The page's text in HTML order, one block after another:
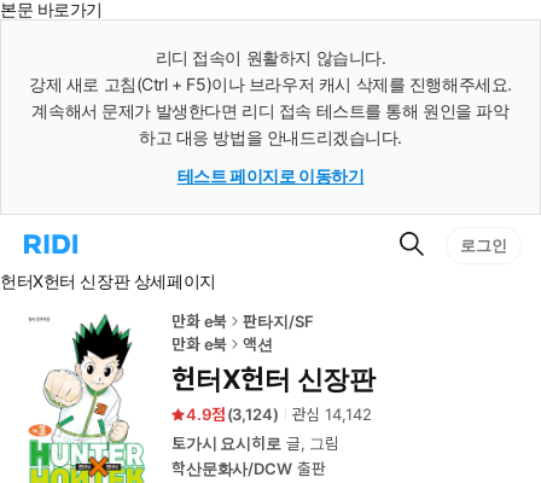
본문 바로가기
리디 접속이 원활하지 않습니다.
강제 새로 고침(Ctrl + F5)이나 브라우저 캐시 삭제를 진행해주세요.
계속해서 문제가 발생한다면 리디 접속 테스트를 통해 원인을 파악
하고 대응 방법을 안내드리겠습니다.
테스트 페이지로 이동하기
리
홈
로
검
로그인
헌터X헌터 신장판 상세페이지
만화 e북
판타지/SF
만화 e북
액션
헌터X헌터 신장판
4.9 (3,124) 관심14,142
토가시 요시히로 글, 그림
학산문화사/DCW출판